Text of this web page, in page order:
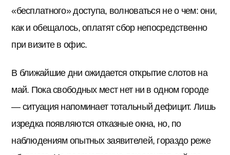
«бесплатного» доступа, волноваться не о чем: они,
как и обещалось, оплатят сбор непосредственно
при визите в офис.
В ближайшие дни ожидается открытие слотов на
май. Пока свободных мест нет ни в одном городе
— ситуация напоминает тотальный дефицит. Лишь
изредка появляются отказные окна, но, по
наблюдениям опытных заявителей, гораздо реже